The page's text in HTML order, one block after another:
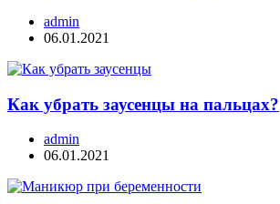
admin
06.01.2021
Как убрать заусенцы на пальцах?
admin
06.01.2021